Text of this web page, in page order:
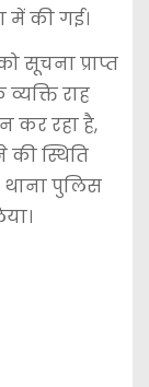
में की गई।
सूचना प्राप्त
राह
कर रहा है,
की स्थिति
थाना पुलिस